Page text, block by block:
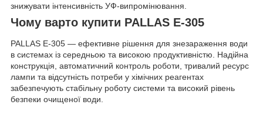
знижувати інтенсивність УФ-випромінювання.
Чому варто купити PALLAS E-305
PALLAS E-305 — ефективне рішення для знезараження води
в системах із середньою та високою продуктивністю. Надійна
конструкція, автоматичний контроль роботи, тривалий ресурс
лампи та відсутність потреби у хімічних реагентах
забезпечують стабільну роботу системи та високий рівень
безпеки очищеної води.